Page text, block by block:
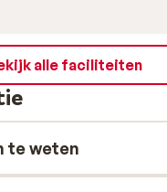
alle faciliteiten
te weten